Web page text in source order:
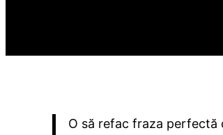
O să refac fraza perfectă